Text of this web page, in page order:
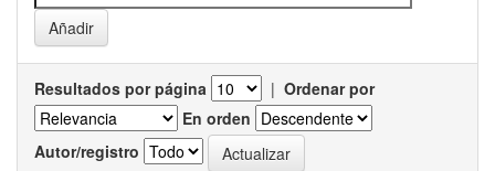
Resultados por página | Ordenar por
En orden
Autor/registro